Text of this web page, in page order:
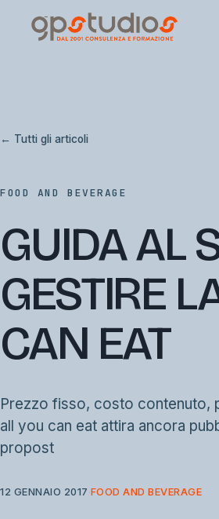
← Tutti gli articoli
FOOD AND BEVERAGE
GUIDA AL
GESTIRE
CAN EAT
Prezzo fisso, costo contenuto,
all you can eat attira ancora
propost
12 GENNAIO 2017 FOOD AND BEVERAGE